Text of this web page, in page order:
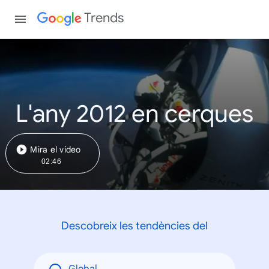
Trends
L'any 2012 en cerques
Mira el vídeo
02:46
Descobreix les tendències del